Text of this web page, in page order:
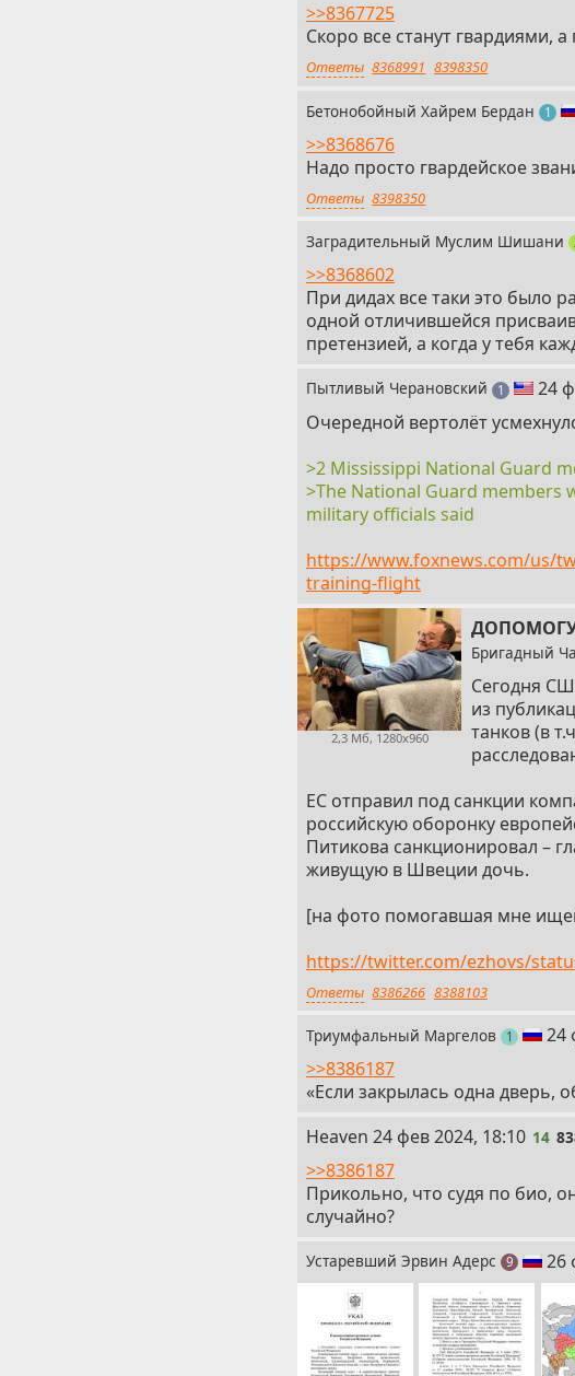
>>8367725
Скоро все станут гвардиями,
Ответы 8368991 8398350
Бетонобойный Хайрем Бердан 1
>>8368676
Надо просто гвардейское
Ответы 8398350
Заградительный Муслим Шишани
>>8368602
При дидах все таки это было
одной отличившейся
претензией, а когда у тебя
Пытливый Черановский 1пост 11
24
Очередной вертолёт
>2 Mississippi National Guard
>The National Guard members
military officials said
https://www.foxnews.com/us/
training-flight
2,3 Мб, 1280x960
ДОПОМОГУ
Бригадный
Сегодня
из
танков (в
ЕС отправил под санкции
российскую оборонку
Питикова санкционировал –
живущую в Швеции дочь.
[на фото помогавшая мне
https://twitter.com/ezhovs/
Ответы 8386266 8388103
Триумфальный Маргелов 1 пост 13
24
>>8386187
«Если закрылась одна дверь,
Heaven 14
24 фев 2024, 18:10 14
>>8386187
Прикольно, что судя по био,
случайно?
Устаревший Эрвин Адерс 9постов15
26